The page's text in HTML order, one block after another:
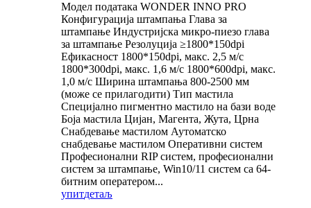
Модел података WONDER INNO PRO
Конфигурација штампања Глава за
штампање Индустријска микро-пиезо глава
за штампање Резолуција ≥1800*150dpi
Ефикасност 1800*150dpi, макс. 2,5 м/с
1800*300dpi, макс. 1,6 м/с 1800*600dpi, макс.
1,0 м/с Ширина штампања 800-2500 мм
(може се прилагодити) Тип мастила
Специјално пигментно мастило на бази воде
Боја мастила Цијан, Магента, Жута, Црна
Снабдевање мастилом Аутоматско
снабдевање мастилом Оперативни систем
Професионални RIP систем, професионални
систем за штампање, Win10/11 систем са 64-
битним оператером...
упитдетаљ